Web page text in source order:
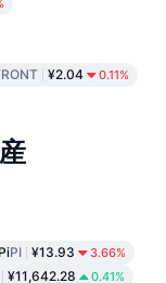
¥2.04 0.11%
PiPI ¥13.93 3.66%
¥11,642.28 0.41%